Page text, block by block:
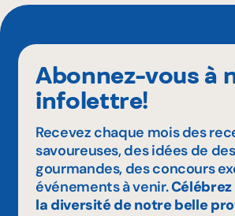
Abonnez-vous à
infolettre!
Recevez chaque mois des
savoureuses, des idées de
gourmandes, des concours
événements à venir.
la diversité de notre belle